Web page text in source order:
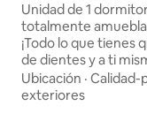
Unidad de 1
totalmente
¡Todo lo que tienes
de dientes y a ti mismo! Ideal
alojamientos de
trabajadores,
Ubicación · Calidad-
exteriores